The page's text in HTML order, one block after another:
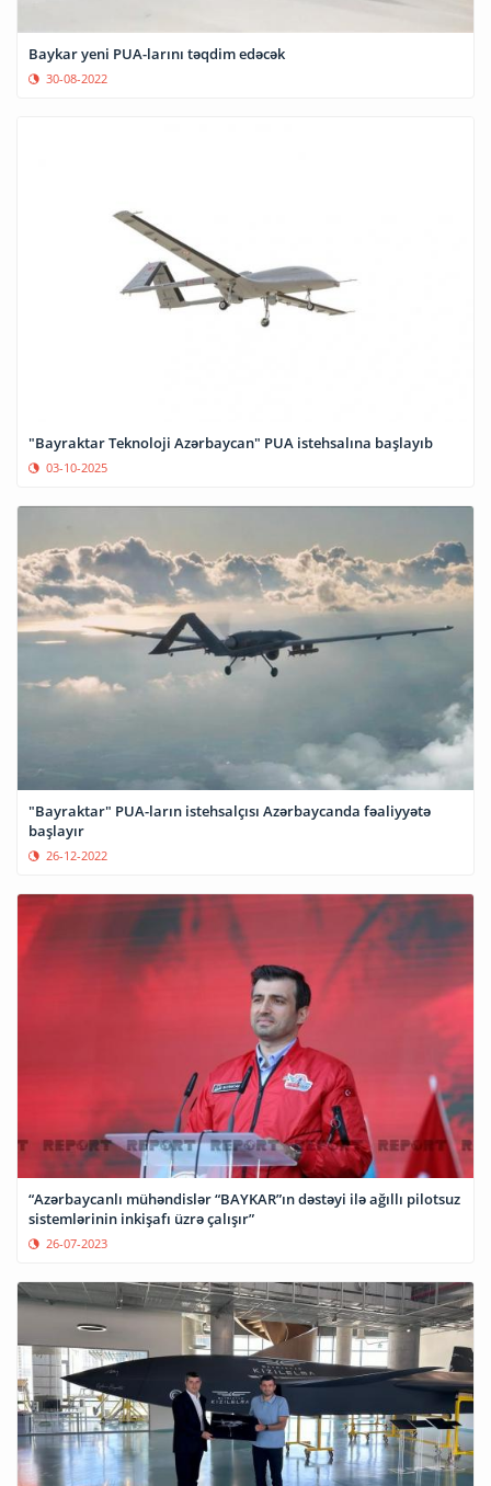
Baykar yeni PUA-larını təqdim edəcək
30-08-2022
"Bayraktar Teknoloji Azərbaycan" PUA istehsalına başlayıb
03-10-2025
"Bayraktar" PUA-ların istehsalçısı Azərbaycanda fəaliyyətə
başlayır
26-12-2022
“Azərbaycanlı mühəndislər “BAYKAR”ın dəstəyi ilə ağıllı pilotsuz
sistemlərinin inkişafı üzrə çalışır”
26-07-2023